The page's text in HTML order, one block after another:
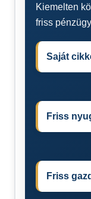
Kiemelten
friss
Saját
Friss
Friss